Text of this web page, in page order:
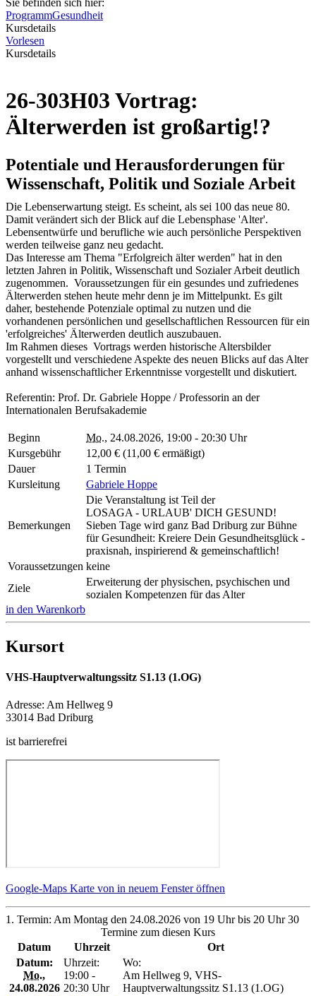
Sie befinden sich hier:
ProgrammGesundheit
Kursdetails
Vorlesen
Kursdetails
26-303H03 Vortrag:
Älterwerden ist großartig!?
Potentiale und Herausforderungen für
Wissenschaft, Politik und Soziale Arbeit
Die Lebenserwartung steigt. Es scheint, als sei 100 das neue 80.
Damit verändert sich der Blick auf die Lebensphase 'Alter'.
Lebensentwürfe und berufliche wie auch persönliche Perspektiven
werden teilweise ganz neu gedacht.
Das Interesse am Thema "Erfolgreich älter werden" hat in den
letzten Jahren in Politik, Wissenschaft und Sozialer Arbeit deutlich
zugenommen. Voraussetzungen für ein gesundes und zufriedenes
Älterwerden stehen heute mehr denn je im Mittelpunkt. Es gilt
daher, bestehende Potenziale optimal zu nutzen und die
vorhandenen persönlichen und gesellschaftlichen Ressourcen für ein
'erfolgreiches' Älterwerden deutlich auszubauen.
Im Rahmen dieses Vortrags werden historische Altersbilder
vorgestellt und verschiedene Aspekte des neuen Blicks auf das Alter
anhand wissenschaftlicher Erkenntnisse vorgestellt und diskutiert.
Referentin: Prof. Dr. Gabriele Hoppe / Professorin an der
Internationalen Berufsakademie
Beginn Mo., 24.08.2026, 19:00 - 20:30 Uhr
Kursgebühr
12,00 € (11,00 € ermäßigt)
Dauer
1 Termin
Kursleitung
Gabriele Hoppe
Bemerkungen
Die Veranstaltung ist Teil der
LOSAGA - URLAUB' DICH GESUND!
Sieben Tage wird ganz Bad Driburg zur Bühne
für Gesundheit: Kreiere Dein Gesundheitsglück -
praxisnah, inspirierend & gemeinschaftlich!
Voraussetzungen keine
Ziele
Erweiterung der physischen, psychischen und
sozialen Kompetenzen für das Alter
in den Warenkorb
Kursort
VHS-Hauptverwaltungssitz S1.13 (1.OG)
Adresse: Am Hellweg 9
33014 Bad Driburg
ist barrierefrei
Google-Maps Karte von in neuem Fenster öffnen
1. Termin: Am Montag den 24.08.2026 von 19 Uhr bis 20 Uhr 30
Termine zum diesen Kurs
Datum
Uhrzeit
Ort
Datum:
Mo.,
24.08.2026
Uhrzeit:
19:00 -
20:30 Uhr
Wo:
Am Hellweg 9, VHS-
Hauptverwaltungssitz S1.13 (1.OG)